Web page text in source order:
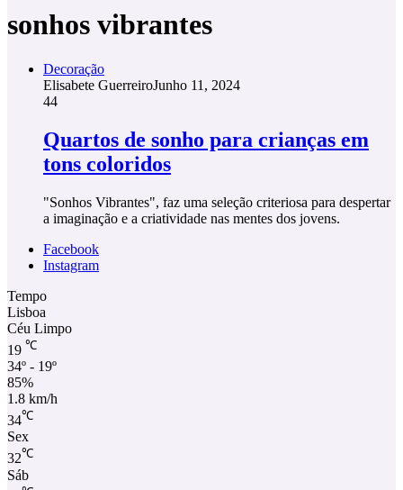
sonhos vibrantes
Decoração
Elisabete GuerreiroJunho 11, 2024
44
Quartos de sonho para crianças em
tons coloridos
"Sonhos Vibrantes", faz uma seleção criteriosa para despertar
a imaginação e a criatividade nas mentes dos jovens.
Facebook
Instagram
Tempo
Lisboa
Céu Limpo
19 ℃
34º - 19º
85%
1.8 km/h
34℃
Sex
32℃
Sáb